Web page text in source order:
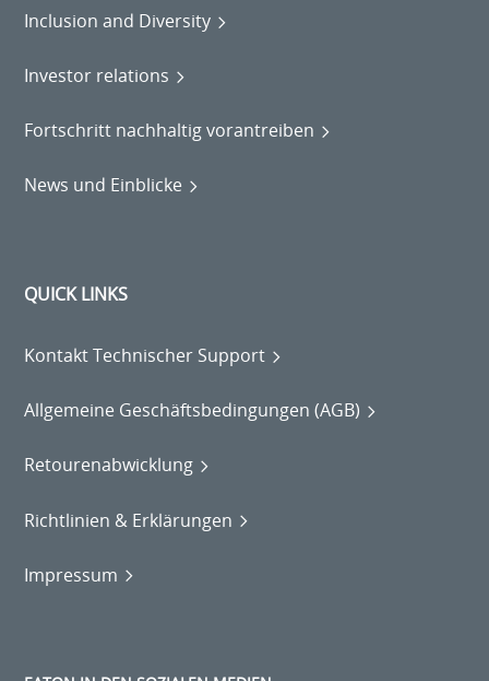
Inclusion and Diversity
Investor relations
Fortschritt nachhaltig vorantreiben
News und Einblicke
QUICK LINKS
Kontakt Technischer Support
Allgemeine Geschäftsbedingungen (AGB)
Retourenabwicklung
Richtlinien & Erklärungen
Impressum